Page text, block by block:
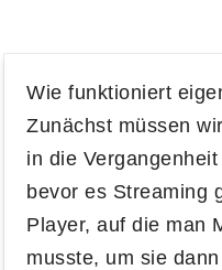
Wie funktioniert
Zunächst müssen
in die
bevor es Streaming
Player, auf die man
musste, um sie